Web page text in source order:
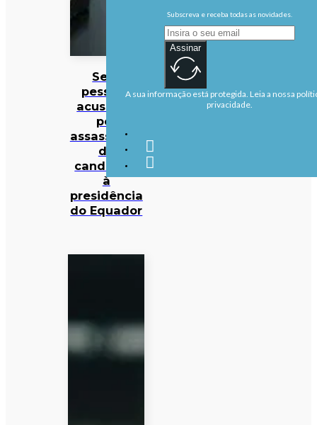
Sete
pessoas
acusadas
por
assassinato
de
candidato
à
presidência
do Equador
Subscreva e receba todas as novidades.
Assinar
A sua informação está protegida. Leia a nossa
privacidade.